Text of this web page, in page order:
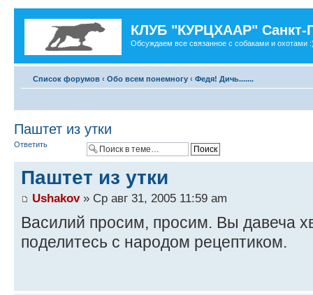
КЛУБ "КУРЦХААР" Санкт-
Обсуждаем все связанное с собаками и охотами
Список форумов ‹ Обо всем понемногу ‹ Федя! Дичь.......
Паштет из утки
Ответить
Паштет из утки
Ushakov» Ср авг 31, 2005 11:59 am
Василий просим, просим. Вы давеча
поделитесь с народом рецептиком.